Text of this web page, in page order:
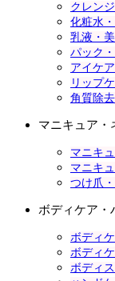
クレン
化粧水
乳液・
パック
アイケ
リップ
角質除
マニキュア・
マニキ
マニキ
つけ爪
ボディケア・
ボディ
ボディ
ボディ